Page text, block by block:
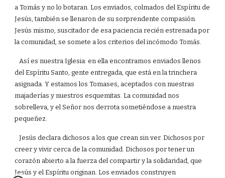
a Tomás y no lo botaran. Los enviados, colmados del Espíritu de
Jesús, también se llenaron de su sorprendente compasión.
Jesús mismo, suscitador de esa paciencia recién estrenada por
la comunidad, se somete a los criterios del incómodo Tomás.
Así es nuestra Iglesia: en ella encontramos enviados llenos
del Espíritu Santo, gente entregada, que está en la trinchera
asignada. Y estamos los Tomases, aceptados con nuestras
majaderías y nuestros esquemitas. La comunidad nos
sobrelleva, y el Señor nos derrota sometiéndose a nuestra
pequeñez.
Jesús declara dichosos a los que crean sin ver. Dichosos por
creer y vivir cerca de la comunidad. Dichosos por tener un
corazón abierto a la fuerza del compartir y la solidaridad, que
Jesús y el Espíritu originan. Los enviados construyen